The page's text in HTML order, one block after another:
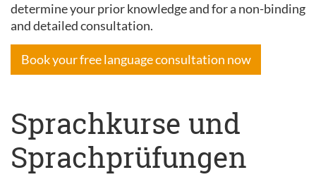
determine your prior knowledge and for a non-binding
and detailed consultation.
Book your free language consultation now
Sprachkurse und
Sprachprüfungen